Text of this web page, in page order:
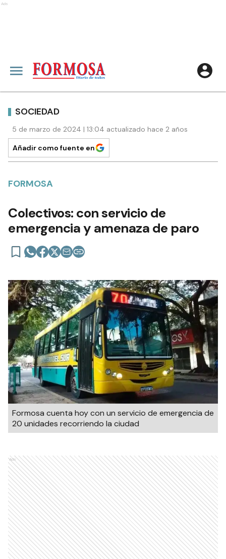
Ads
SOCIEDAD
5 de marzo de 2024 | 13:04 actualizado hace 2 años
Añadir como fuente en
FORMOSA
Colectivos: con servicio de
emergencia y amenaza de paro
Formosa cuenta hoy con un servicio de emergencia de
20 unidades recorriendo la ciudad
Ads